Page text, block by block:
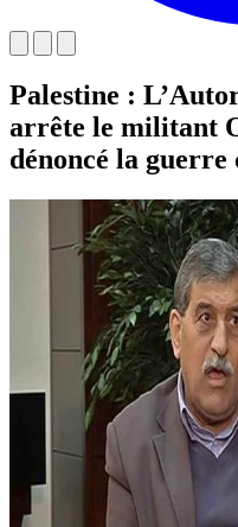
Palestine :
arrête le militant
dénoncé la